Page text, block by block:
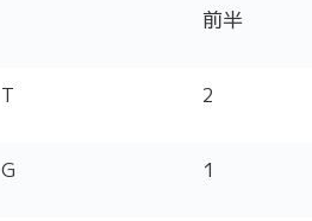
前半
T 2
G 1